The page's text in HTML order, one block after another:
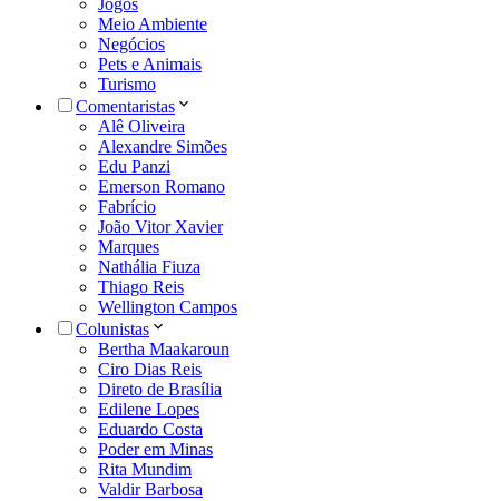
Jogos
Meio Ambiente
Negócios
Pets e Animais
Turismo
Comentaristas
Alê Oliveira
Alexandre Simões
Edu Panzi
Emerson Romano
Fabrício
João Vitor Xavier
Marques
Nathália Fiuza
Thiago Reis
Wellington Campos
Colunistas
Bertha Maakaroun
Ciro Dias Reis
Direto de Brasília
Edilene Lopes
Eduardo Costa
Poder em Minas
Rita Mundim
Valdir Barbosa